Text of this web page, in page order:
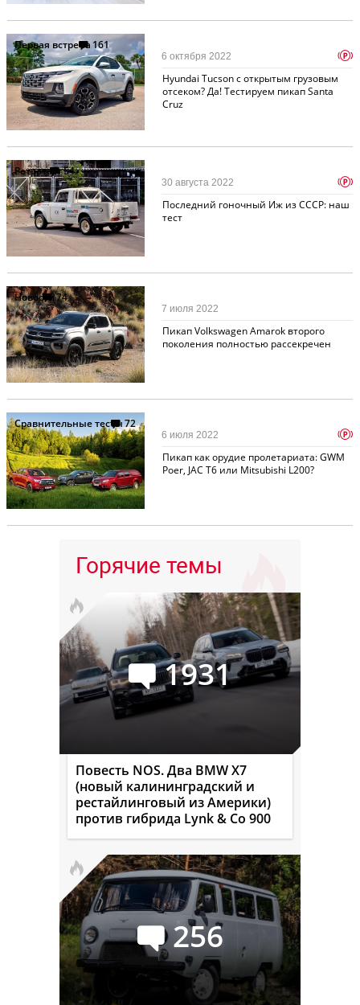
Первая встреча161
Hyundai Tucson с открытым грузовым
отсеком? Да! Тестируем пикап Santa
Cruz
6 октября 2022 p
Ретротест54
Последний гоночный Иж из СССР: наш
тест
30 августа 2022 p
Новости74
Пикап Volkswagen Amarok второго
поколения полностью рассекречен
7 июля 2022
Сравнительные тесты72
Пикап как орудие пролетариата: GWM
Poer, JAC T6 или Mitsubishi L200?
6 июля 2022 p
Горячие темы
1931
Повесть NOS. Два BMW X7
(новый калининградский и
рестайлинговый из Америки)
против гибрида Lynk & Co 900
256